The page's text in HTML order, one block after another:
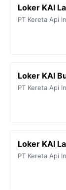
Loker KAI
PT Kereta Api
Loker KAI
PT Kereta Api
Loker KAI
PT Kereta Api